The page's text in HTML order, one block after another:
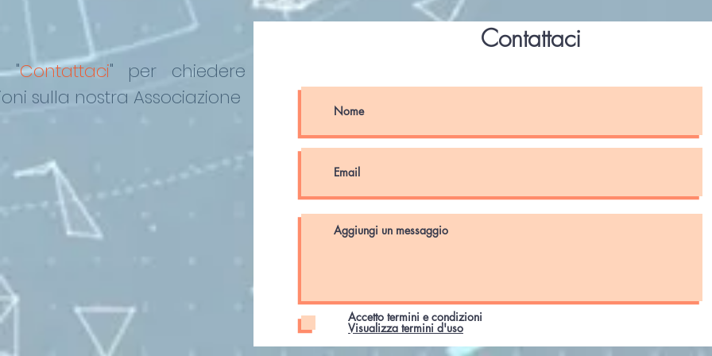
"Contattaci"
per chiedere
sulla nostra Associazione
Contattaci
Accetto termini e condizioni
Visualizza termini d'uso